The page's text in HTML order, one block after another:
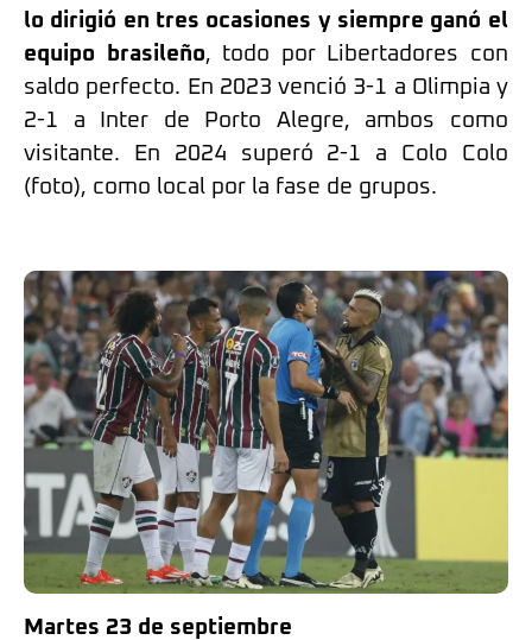
lo dirigió en tres ocasiones y siempre ganó el
equipo brasileño, todo por Libertadores con
saldo perfecto. En 2023 venció 3-1 a Olimpia y
2-1 a Inter de Porto Alegre, ambos como
visitante. En 2024 superó 2-1 a Colo Colo
(foto), como local por la fase de grupos.
Martes 23 de septiembre